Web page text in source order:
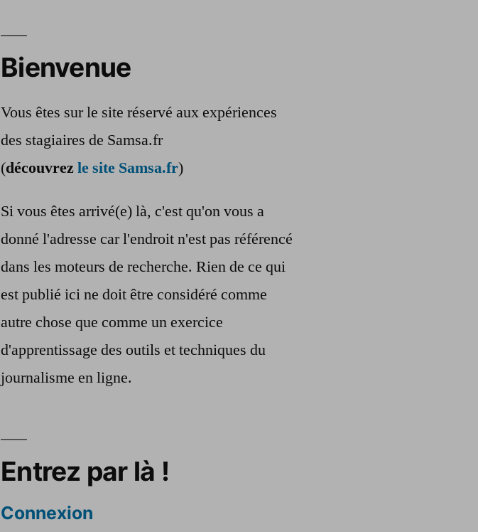
Bienvenue
Vous êtes sur le site réservé aux expériences
des stagiaires de Samsa.fr
(découvrezle site Samsa.fr)
Si vous êtes arrivé(e) là, c'est qu'on vous a
donné l'adresse car l'endroit n'est pas référencé
dans les moteurs de recherche. Rien de ce qui
est publié ici ne doit être considéré comme
autre chose que comme un exercice
d'apprentissage des outils et techniques du
journalisme en ligne.
Entrez par là !
Connexion